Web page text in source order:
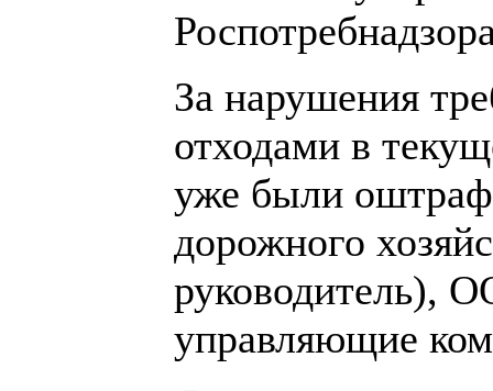
За нарушения
отходами в
уже были
дорожного
руководитель),
управляющие